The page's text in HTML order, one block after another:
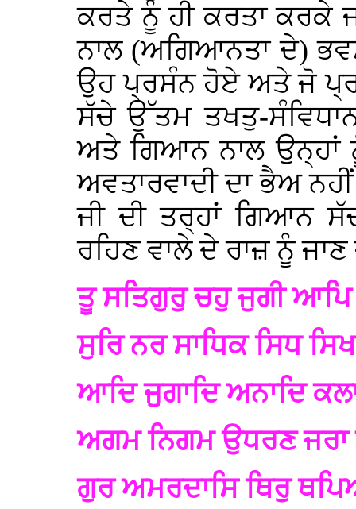
ਕਰਤੇ ਨੂੰ ਹੀ ਕਰਤਾ ਕਰਕੇ
ਨਾਲ (ਅਗਿਆਨਤਾ ਦੇ)
ਉਹ ਪ੍ਰਸੰਨ ਹੋਏ ਅਤੇ ਜੋ
ਸੱਚੇ ਉੱਤਮ ਤਖਤੁ-
ਅਤੇ ਗਿਆਨ ਨਾਲ ਉਨ੍ਹਾਂ
ਅਵਤਾਰਵਾਦੀ ਦਾ ਭੈਅ
ਜੀ ਦੀ ਤਰ੍ਹਾਂ ਗਿਆਨ
ਰਹਿਣ ਵਾਲੇ ਦੇ ਰਾਜ਼ ਨੂੰ
ਤੂ ਸਤਿਗੁਰੁ ਚਹੁ ਜੁਗੀ
ਸੁਰਿ ਨਰ ਸਾਧਿਕ ਸਿਧ
ਆਦਿ ਜੁਗਾਦਿ ਅਨਾਦਿ
ਅਗਮ ਨਿਗਮ ਉਧਰਣ
ਗੁਰ ਅਮਰਦਾਸਿ ਥਿਰੁ